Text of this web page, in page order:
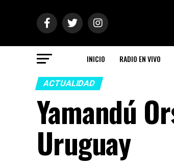
INICIO RADIO EN VIVO
ACTUALIDAD
Yamandú
Uruguay